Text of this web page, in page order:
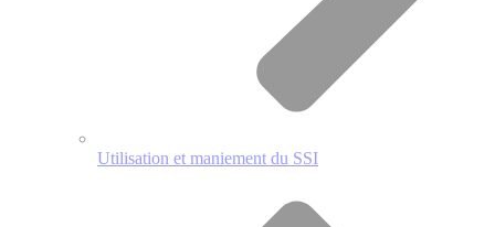
Utilisation et maniement du SSI